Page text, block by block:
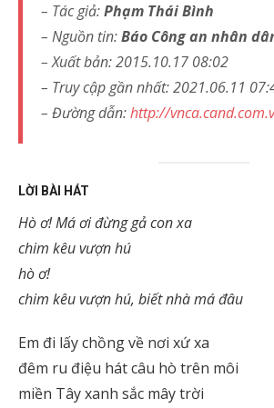
– Tác giả:Phạm Thái Bình
– Nguồn tin:Báo Công an nhân
– Xuất bản: 2015.10.17 08:02
– Truy cập gần nhất: 2021.06.11
– Đường dẫn:http://
LỜI BÀI HÁT
Hò ơ! Má ơi đừng gả con xa
chim kêu vượn hú
hò ơ!
chim kêu vượn hú, biết nhà má đâu
Em đi lấy chồng về nơi xứ xa
đêm ru điệu hát câu hò trên môi
miền Tây xanh sắc mây trời